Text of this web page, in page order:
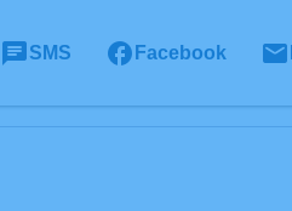
SMS Facebook